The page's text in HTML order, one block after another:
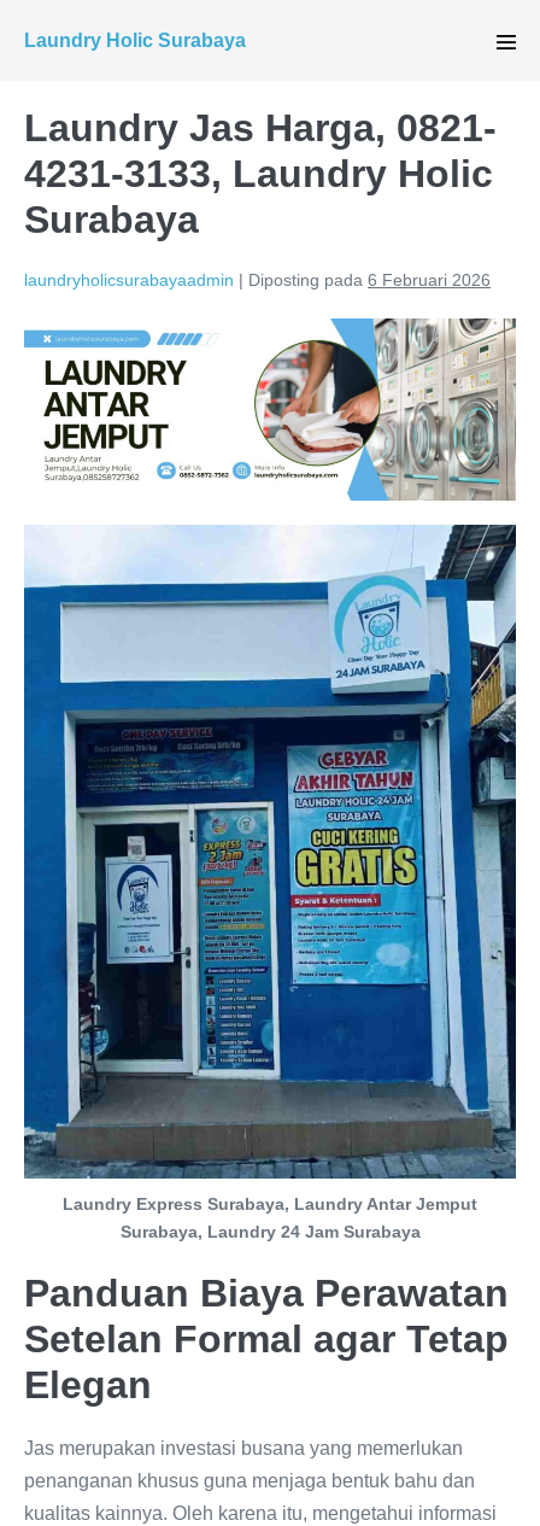
Laundry Holic Surabaya
Laundry Jas Harga, 0821-
4231-3133, Laundry Holic
Surabaya
laundryholicsurabayaadmin | Diposting pada 6 Februari 2026
Laundry Express Surabaya, Laundry Antar Jemput
Surabaya, Laundry 24 Jam Surabaya
Panduan Biaya Perawatan
Setelan Formal agar Tetap
Elegan
Jas merupakan investasi busana yang memerlukan
penanganan khusus guna menjaga bentuk bahu dan
kualitas kainnya. Oleh karena itu, mengetahui informasi